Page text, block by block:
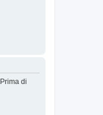
di